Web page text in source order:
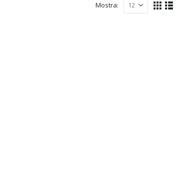
Mostra: